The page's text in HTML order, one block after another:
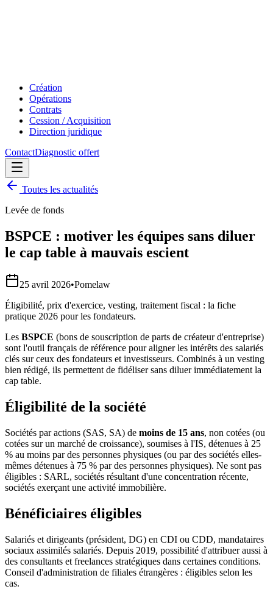
Création
Opérations
Contrats
Cession / Acquisition
Direction juridique
ContactDiagnostic offert
Toutes les actualités
Levée de fonds
BSPCE : motiver les équipes sans diluer
le cap table à mauvais escient
25 avril 2026•Pomelaw
Éligibilité, prix d'exercice, vesting, traitement fiscal : la fiche
pratique 2026 pour les fondateurs.
Les BSPCE (bons de souscription de parts de créateur d'entreprise)
sont l'outil français de référence pour aligner les intérêts des salariés
clés sur ceux des fondateurs et investisseurs. Combinés à un vesting
bien rédigé, ils permettent de fidéliser sans diluer immédiatement la
cap table.
Éligibilité de la société
Sociétés par actions (SAS, SA) de moins de 15 ans, non cotées (ou
cotées sur un marché de croissance), soumises à l'IS, détenues à 25
% au moins par des personnes physiques (ou par des sociétés elles-
mêmes détenues à 75 % par des personnes physiques). Ne sont pas
éligibles : SARL, sociétés résultant d'une concentration récente,
sociétés exerçant une activité immobilière.
Bénéficiaires éligibles
Salariés et dirigeants (président, DG) en CDI ou CDD, mandataires
sociaux assimilés salariés. Depuis 2019, possibilité d'attribuer aussi à
des consultants et freelances stratégiques dans certaines conditions.
Conseil d'administration de filiales étrangères : éligibles selon les
cas.